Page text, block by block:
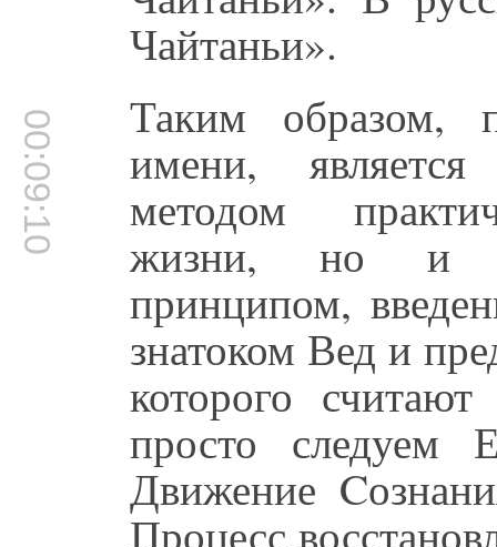
Чайтаньи».
00:09:10 Таким образом,
имени,
методом
жизни, но и
принципом,
знатоком Вед и
которого
просто следуем
Движение
Процесс